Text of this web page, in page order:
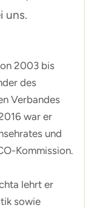
uns.
2003 bis
des
Verbandes
war er
und
Kommission.
lehrt er
sowie